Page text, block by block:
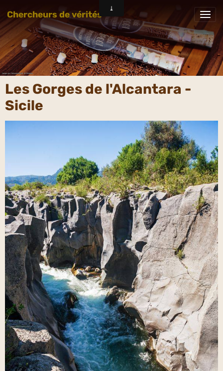
Chercheurs de vérités
Les Gorges de l'Alcantara -
Sicile